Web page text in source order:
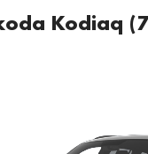
Kodiaq